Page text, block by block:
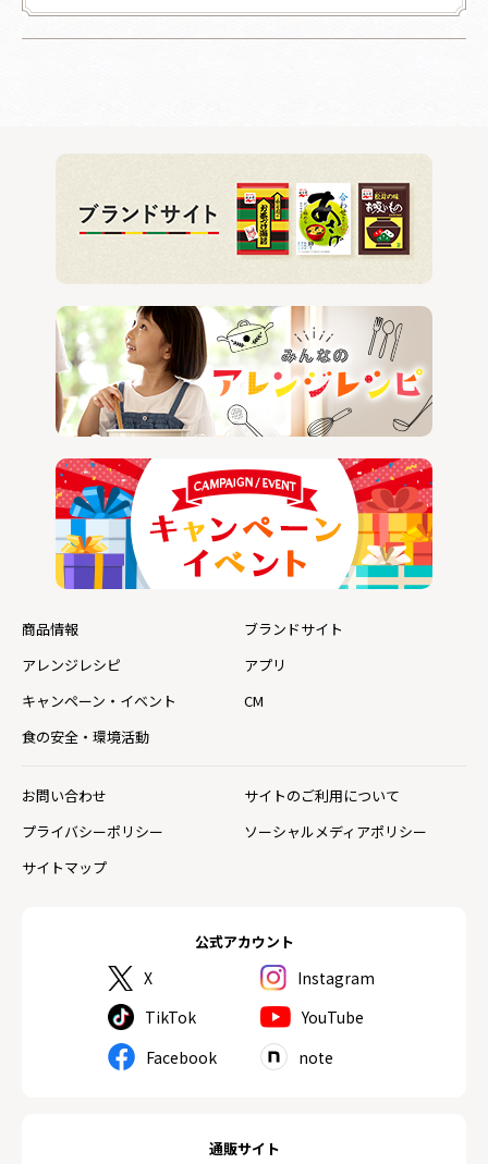
公式アカウント
X
Instagram
TikTok
YouTube
Facebook
note
通販サイト
商品情報
ブランドサイト
アレンジレシピ
アプリ
キャンペーン・イベント
CM
食の安全・環境活動
お問い合わせ
サイトのご利用について
プライバシーポリシー
ソーシャルメディアポリシー
サイトマップ